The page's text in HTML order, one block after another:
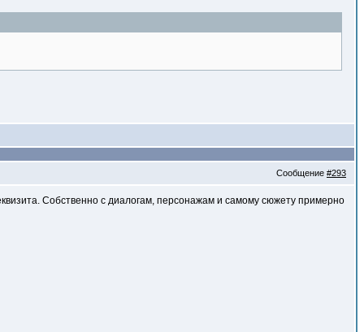
Сообщение #293
Собственно с диалогам, персонажам и самому сюжету примерно